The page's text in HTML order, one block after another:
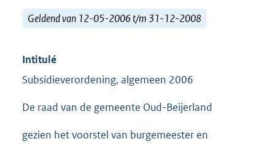
Geldend van 12-05-2006 t/m 31-12-2008
Intitulé
Subsidieverordening, algemeen 2006
De raad van de gemeente Oud-Beijerland
gezien het voorstel van burgemeester en